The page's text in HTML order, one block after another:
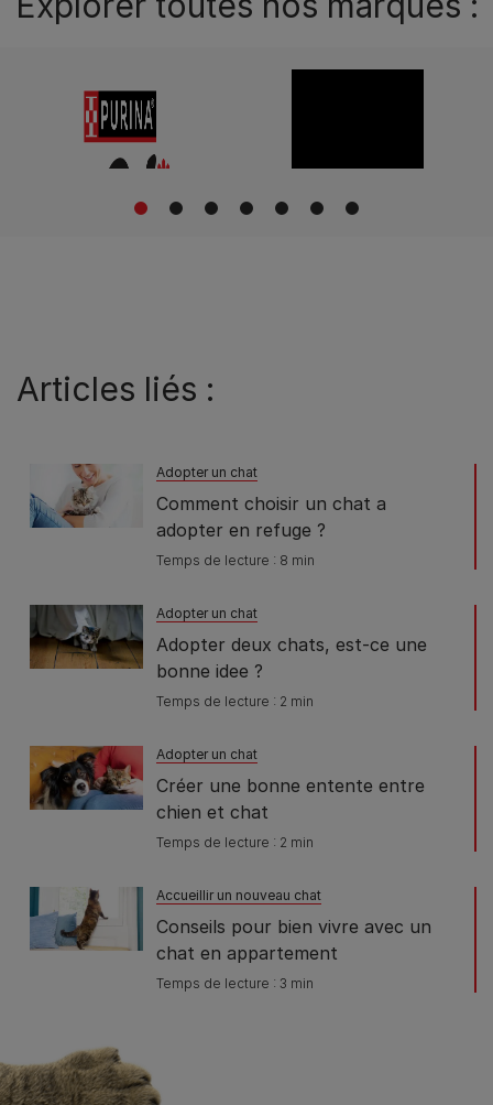
1 2 3 4 5 6 7
Articles liés :
Adopter un chat
Comment choisir un chat a
adopter en refuge ?
Temps de lecture : 8 min
Adopter un chat
Adopter deux chats, est-ce une
bonne idee ?
Temps de lecture : 2 min
Adopter un chat
Créer une bonne entente entre
chien et chat
Temps de lecture : 2 min
Accueillir un nouveau chat
Conseils pour bien vivre avec un
chat en appartement
Temps de lecture : 3 min